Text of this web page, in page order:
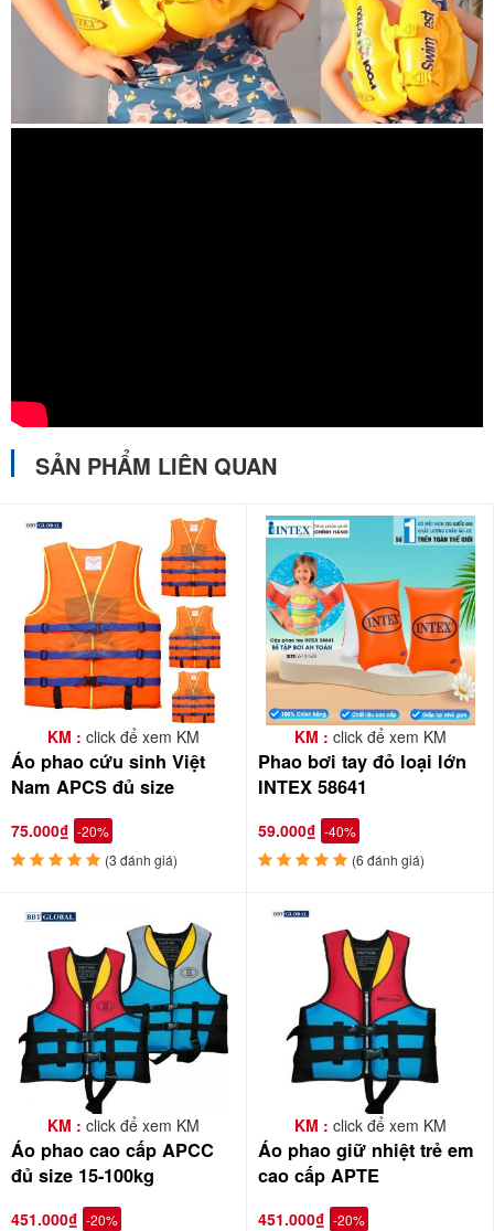
SẢN PHẨM LIÊN QUAN
KM : click để xem KM
Áo phao cứu sinh Việt
Nam APCS đủ size
75.000₫ -20%
(3 đánh giá)
KM : click để xem KM
Phao bơi tay đỏ loại lớn
INTEX 58641
59.000₫ -40%
(6 đánh giá)
KM : click để xem KM
Áo phao cao cấp APCC
đủ size 15-100kg
451.000₫ -20%
KM : click để xem KM
Áo phao giữ nhiệt trẻ em
cao cấp APTE
451.000₫ -20%